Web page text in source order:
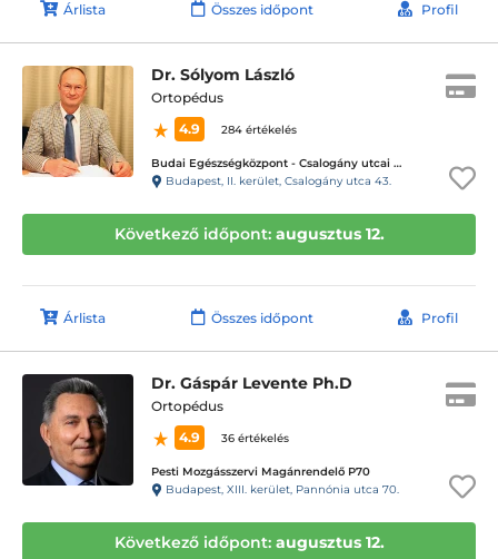
Árlista Összes időpont Profil
Dr. Sólyom László
Ortopédus
4.9
284 értékelés
Budai Egészségközpont - Csalogány utcai magánrendelők
Budapest, II. kerület, Csalogány utca 43.
Következő időpont: augusztus 12.
Árlista Összes időpont Profil
Dr. Gáspár Levente Ph.D
Ortopédus
4.9
36 értékelés
Pesti Mozgásszervi Magánrendelő P70
Budapest, XIII. kerület, Pannónia utca 70.
Következő időpont: augusztus 12.